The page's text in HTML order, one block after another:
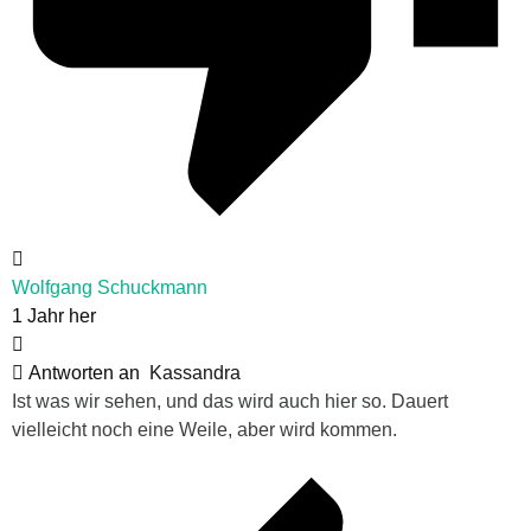
Wolfgang Schuckmann
1 Jahr her
Antworten an
Kassandra
Ist was wir sehen, und das wird auch hier so. Dauert
vielleicht noch eine Weile, aber wird kommen.